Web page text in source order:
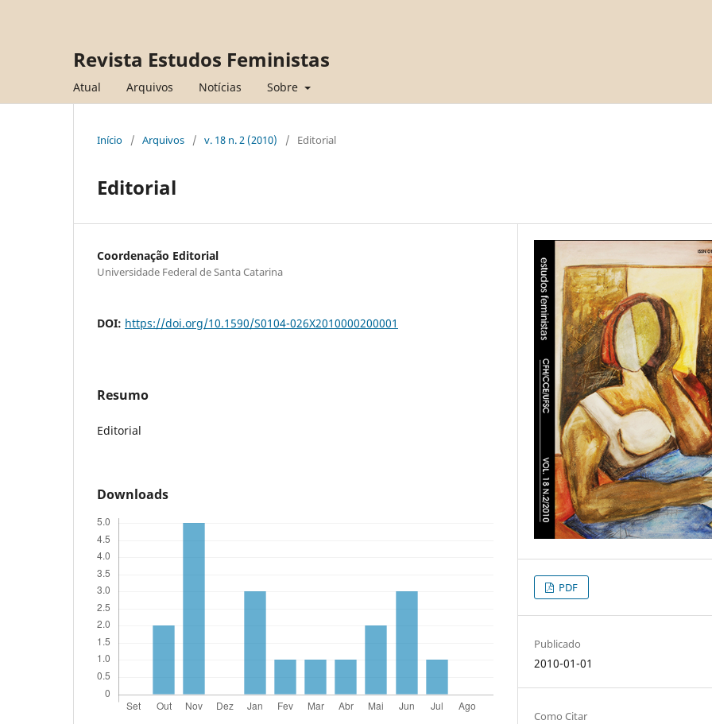
Revista Estudos Feministas
Atual Arquivos Notícias Sobre
Início / Arquivos / v. 18 n. 2 (2010) / Editorial
Editorial
Coordenação Editorial
Universidade Federal de Santa Catarina
DOI: https://doi.org/10.1590/S0104-026X2010000200001
Resumo
Editorial
Downloads
PDF
Publicado
2010-01-01
Como Citar